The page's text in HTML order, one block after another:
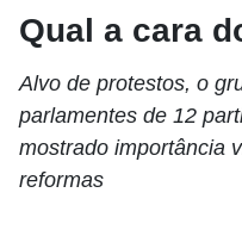
Qual a cara
Alvo de protestos, o
parlamentes de 12
mostrado importância
reformas